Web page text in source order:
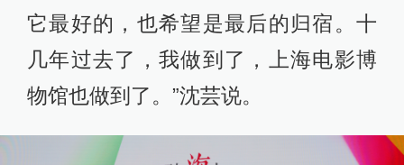
它最好的，也希望是最后的归宿。十
几年过去了，我做到了，上海电影博
物馆也做到了。”沈芸说。